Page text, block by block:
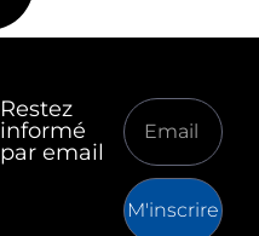
Restez
informé
par email
M'inscrire